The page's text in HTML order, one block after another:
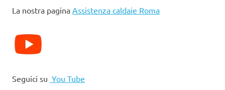
La nostra pagina Assistenza caldaie Roma
Seguici su You Tube